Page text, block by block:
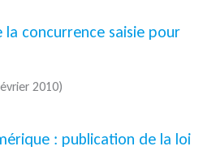
la concurrence saisie pour
2010)
: publication de la loi